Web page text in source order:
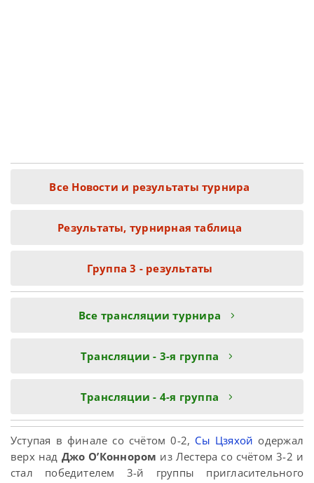
Все Новости и результаты турнира
Результаты, турнирная таблица
Группа 3 - результаты
Все трансляции турнира
Tрансляции - 3-я группа
Tрансляции - 4-я группа
Уступая в финале со счётом 0-2, Сы Цзяхой одержал
верх над Джо О’Коннором из Лестера со счётом 3-2 и
стал победителем 3-й группы пригласительного